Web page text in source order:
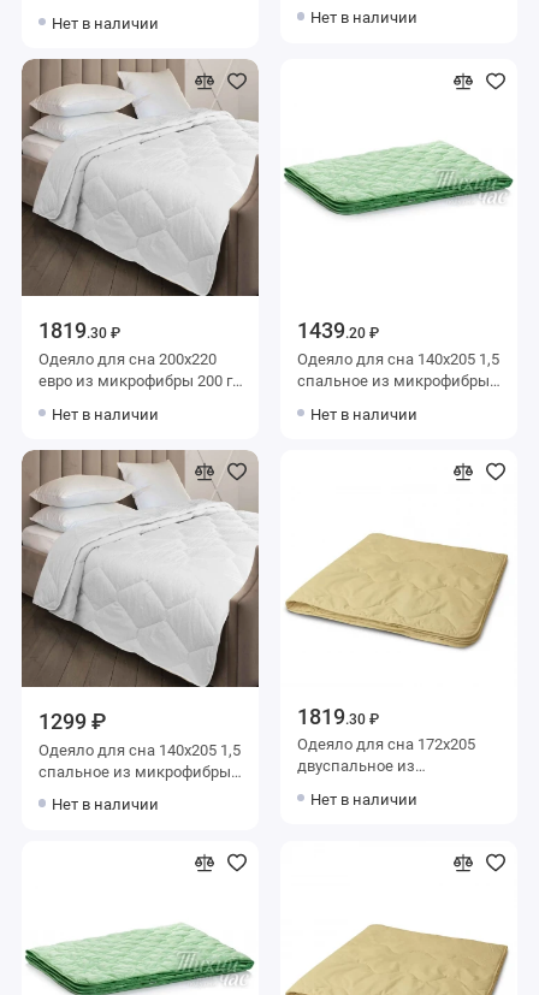
волокно AlViTek
Нет в наличии
силиконизированное
Нет в наличии
1819.30 ₽
Одеяло для сна 200х220
евро из микрофибры 200 г/
волокно KARIGUZ
Нет в наличии
1439.20 ₽
Одеяло для сна 140х205 1,5
спальное из микрофибры
силиконизированное
Нет в наличии
1299 ₽
Одеяло для сна 140х205 1,5
спальное из микрофибры
силиконизированное
Нет в наличии
1819.30 ₽
Одеяло для сна 172х205
двуспальное из
шерсть верблюжья,
Нет в наличии